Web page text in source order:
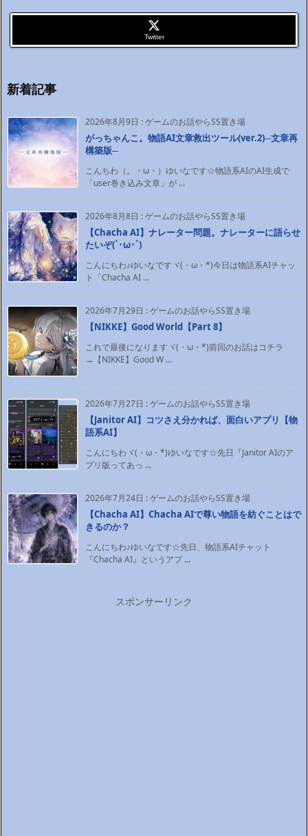
Twitter
新着記事
2026年8月9日 :ゲームのお話やらSS置き場
がっちゃんこ。物語AI文章救出ツール(ver.2)─文章再
構築版─
こんちわ（。・ω・）ゆいなです☆物語系AIのAI生成で
「user巻き込み文章」が ...
2026年8月8日 :ゲームのお話やらSS置き場
【Chacha AI】ナレーター問題。ナレーターに語らせ
たいぞ(`･ω･´)ゞ
こんにちわ♪ゆいなですヾ(・ω・*)今日は物語系AIチャッ
ト「Chacha AI ...
2026年7月29日 :ゲームのお話やらSS置き場
【NIKKE】Good World【Part 8】
これで最後になりますヾ(・ω・*)前回のお話はコチラ
→【NIKKE】Good W ...
2026年7月27日 :ゲームのお話やらSS置き場
【Janitor AI】コツさえ分かれば、面白いアプリ【物
語系AI】
こんにちわヾ(・ω・*)ゆいなです☆先日『Janitor AIのア
プリ版ってあっ ...
2026年7月24日 :ゲームのお話やらSS置き場
【Chacha AI】Chacha AIで尊い物語を紡ぐことはで
きるのか？
こんにちわ♪ゆいなです☆先日、物語系AIチャット
『Chacha AI』というアプ ...
スポンサーリンク